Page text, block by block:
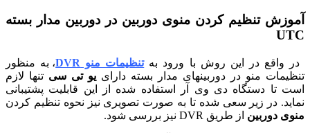
تنظیم کردن منوی دوربین در دوربین مدار بسته
واقع در این روش با ورود به تنظیمات منو DVR
، به منظور
منو در دوربینهای مدار بسته دارای یو تی سیتنها لازم
تا دستگاه دی وی آر استفاده شده از این قابلیت پشتیبانی
در زیر سعی شده تا به صورت تصویری نیز نحوه تنظیم کردن
دوربین از طریق DVR نیز بررسی شود.